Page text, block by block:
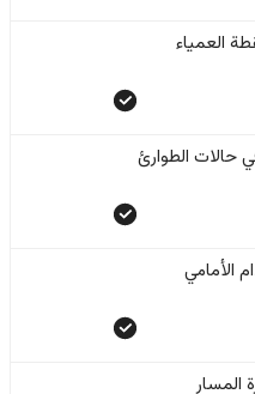
العمياء
حالات الطوارئ
الأمامي
المسار